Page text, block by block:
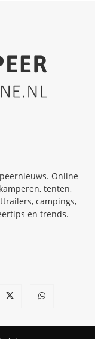
Online
tenten,
campings,
en trends.